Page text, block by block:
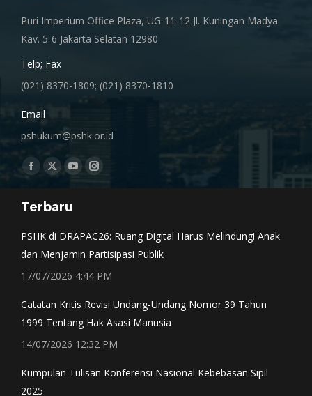
Puri Imperium Office Plaza, UG-11-12 Jl. Kuningan Madya
Kav. 5-6 Jakarta Selatan 12980
Telp; Fax
(021) 8370-1809; (021) 8370-1810
Email
pshukum@pshk.or.id
Find us on:
Facebook
opens
window
X
opens
window
YouTube
opens
Instagram
window
Terbaru
PSHK di DRAPAC26: Ruang Digital Harus Melindungi Anak
dan Menjamin Partisipasi Publik
17/07/2026 4:44 PM
Catatan Kritis Revisi Undang-Undang Nomor 39 Tahun
1999 Tentang Hak Asasi Manusia
14/07/2026 12:32 PM
Kumpulan Tulisan Konferensi Nasional Kebebasan Sipil
2025